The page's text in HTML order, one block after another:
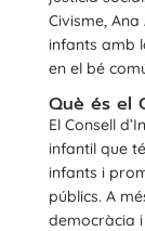
Civisme,
infants amb
en el bé
Què és el
El Consell
infantil que
infants i
públics. A
democràcia